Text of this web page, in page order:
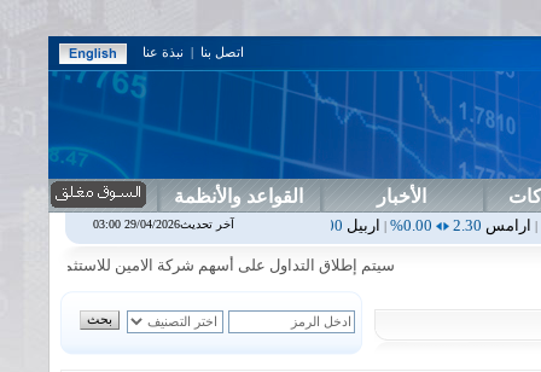
اتصل بنا | نبذة عنا
الأخبار القواعد والأنظمة
0.00%
|اربيل 0.00%
|اس بنك 0.00%
|اسفنج1.87
سيتم إطلاق التداول على أسهم شركة الامين للاستثمار المالي في